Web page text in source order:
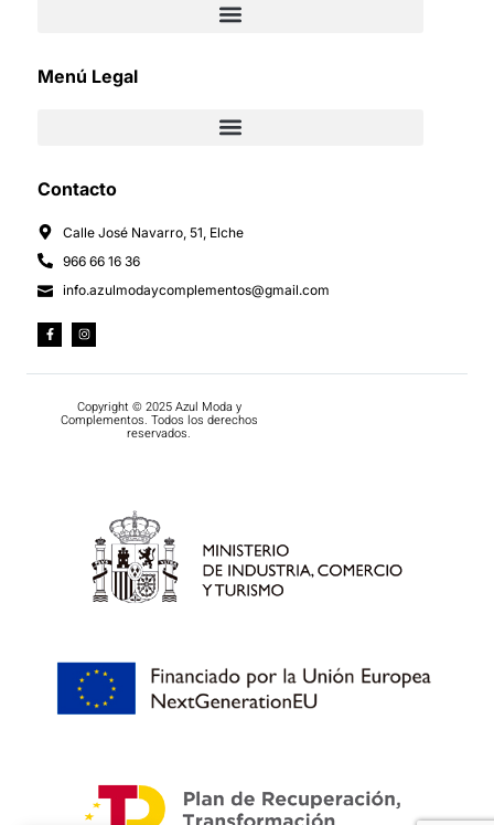
Menú Legal
Contacto
Calle José Navarro, 51, Elche
966 66 16 36
info.azulmodaycomplementos@gmail.com
Copyright © 2025 Azul Moda y
Complementos. Todos los derechos
reservados.